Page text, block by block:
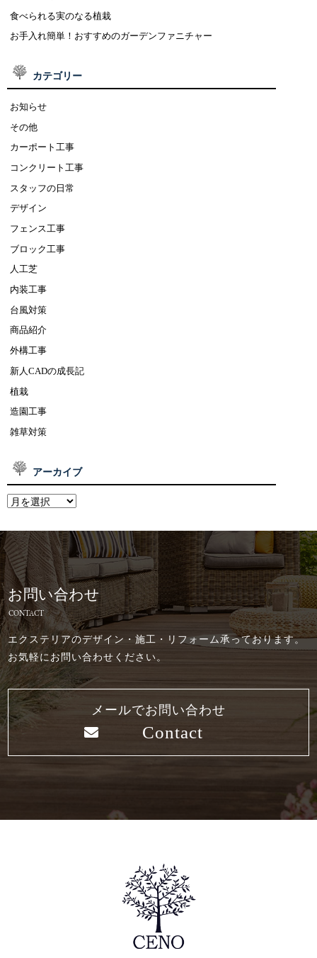
食べられる実のなる植栽
お手入れ簡単！おすすめのガーデンファニチャー
カテゴリー
お知らせ
その他
カーポート工事
コンクリート工事
スタッフの日常
デザイン
フェンス工事
ブロック工事
人工芝
内装工事
台風対策
商品紹介
外構工事
新人CADの成長記
植栽
造園工事
雑草対策
アーカイブ
お問い合わせ
CONTACT
エクステリアのデザイン・施工・リフォーム承っております。
お気軽にお問い合わせください。
メールでお問い合わせ
Contact